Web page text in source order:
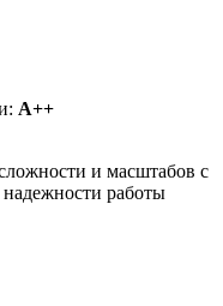
A++
и масштабов с
надежности работы